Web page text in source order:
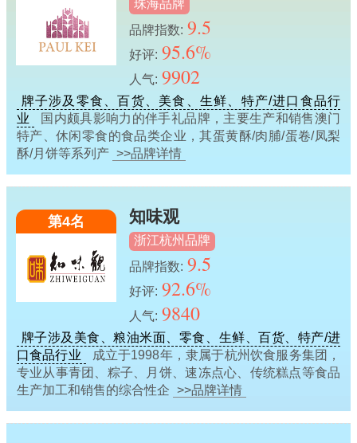
珠海品牌
品牌指数: 9.5
好评: 95.6%
人气: 9902
牌子涉及零食、百货、美食、生鲜、特产/进口食品行
业
国内颇具影响力的伴手礼品牌，主要生产和销售澳门
特产、休闲零食的食品类企业，其蛋黄酥/肉脯/蛋卷/凤梨
酥/月饼等系列产 >>品牌详情
第4名 知味观
浙江杭州品牌
品牌指数: 9.5
好评: 92.6%
人气: 9840
牌子涉及美食、粮油米面、零食、生鲜、百货、特产/进
口食品行业
成立于1998年，隶属于杭州饮食服务集团，
专业从事青团、粽子、月饼、速冻点心、传统糕点等食品
生产加工和销售的综合性企 >>品牌详情